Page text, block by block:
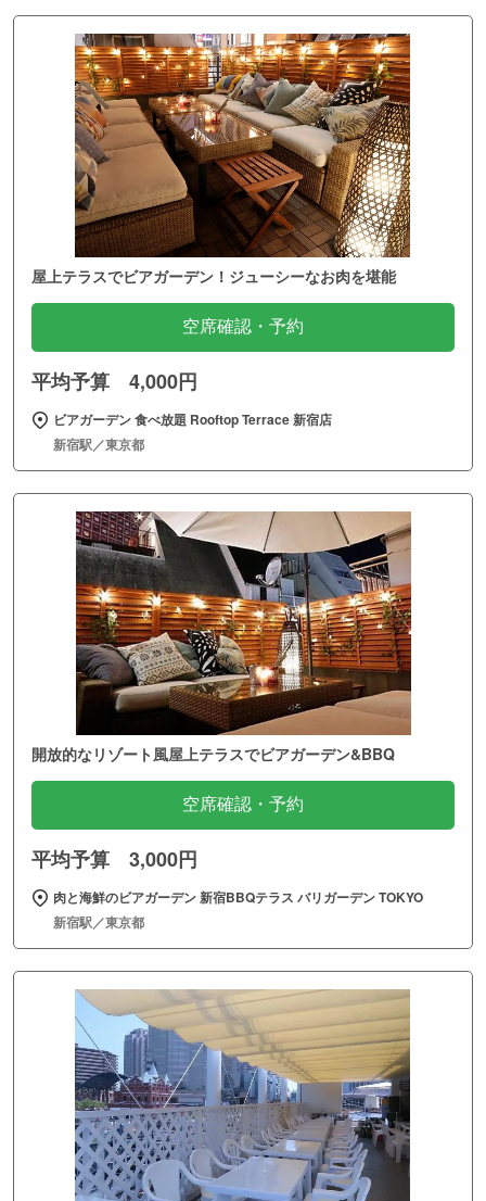
屋上テラスでビアガーデン！ジューシーなお肉を堪能
空席確認・予約
平均予算 4,000円
ビアガーデン 食べ放題 Rooftop Terrace 新宿店
新宿駅／東京都
開放的なリゾート風屋上テラスでビアガーデン&BBQ
空席確認・予約
平均予算 3,000円
肉と海鮮のビアガーデン 新宿BBQテラス バリガーデン TOKYO
新宿駅／東京都